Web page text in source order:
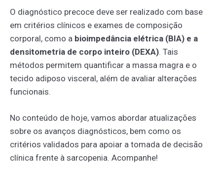
O diagnóstico precoce deve ser realizado com base
em critérios clínicos e exames de composição
corporal, como a bioimpedância elétrica (BIA) e a
densitometria de corpo inteiro (DEXA). Tais
métodos permitem quantificar a massa magra e o
tecido adiposo visceral, além de avaliar alterações
funcionais.
No conteúdo de hoje, vamos abordar atualizações
sobre os avanços diagnósticos, bem como os
critérios validados para apoiar a tomada de decisão
clínica frente à sarcopenia. Acompanhe!